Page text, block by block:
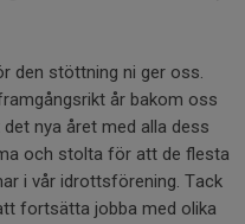
den stöttning ni ger oss.
år bakom oss
nya året med alla dess
och stolta för att de flesta
i vår idrottsförening. Tack
fortsätta jobba med olika